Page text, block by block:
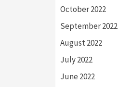
October 2022
September 2022
August 2022
July 2022
June 2022